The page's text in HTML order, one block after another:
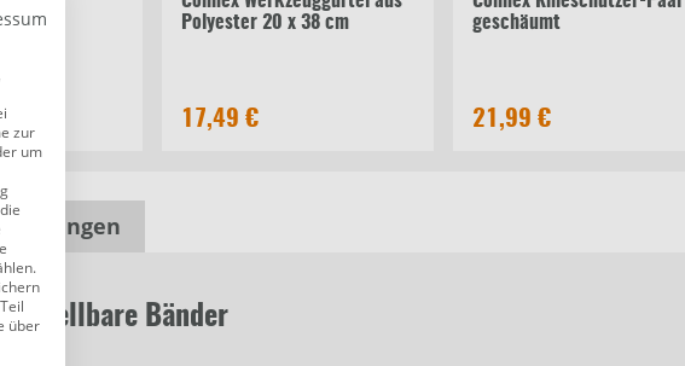
Paar
Polyester 20 x 38 cm
17,49 €
geschäumt
21,99 €
Bänder
zur
um
über